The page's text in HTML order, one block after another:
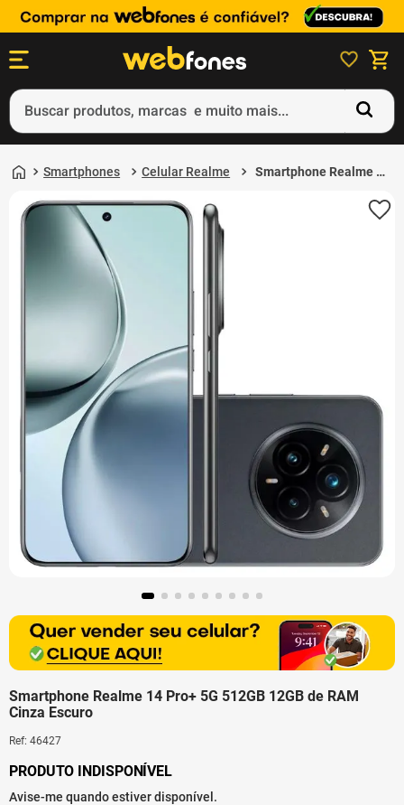
Buscar produtos, marcas e muito mais...
Smartphones Celular Realme
Smartphone Realme 14
de RAM Cinza Escuro
Smartphone Realme 14 Pro+ 5G 512GB 12GB de RAM
Cinza Escuro
Ref: 46427
2
gift card
smartphone
5